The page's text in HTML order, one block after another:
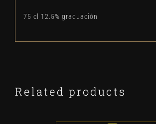
75 cl 12.5% graduación
Related products